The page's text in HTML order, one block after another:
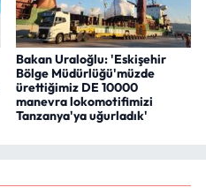
Bakan Uraloğlu: 'Eskişehir
Bölge Müdürlüğü'müzde
ürettiğimiz DE 10000
manevra lokomotifimizi
Tanzanya'ya uğurladık'